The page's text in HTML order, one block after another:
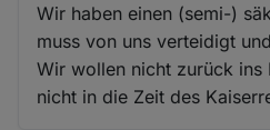
Wir haben einen (semi-)
muss von uns verteidigt
Wir wollen nicht zurück ins
nicht in die Zeit des